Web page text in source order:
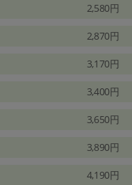
2,580円
2,870円
3,170円
3,400円
3,650円
3,890円
4,190円